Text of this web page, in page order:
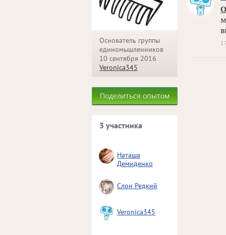
Основатель группы
единомышленников
10 сентября 2016
Veronica345
Поделиться опытом
3 участника
Наташа
Демиденко
Слон Редкий
Veronica345